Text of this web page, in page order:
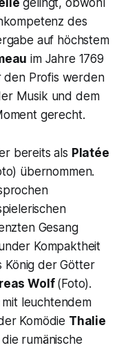
des
auf höchstem
im Jahre 1769
den Profis werden
Musik und dem
gerecht.
bereits als Platée
übernommen.
Gesang
Kompaktheit
König der Götter
Wolf(Foto).
mit leuchtendem
Komödie Thalie
rumänische